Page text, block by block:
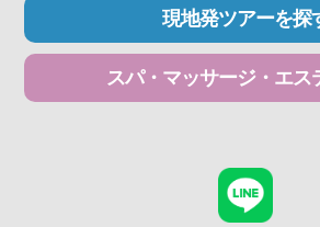
現地発ツアーを探
スパ・マッサージ・エス